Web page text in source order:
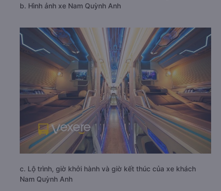
b. Hình ảnh xe Nam Quỳnh Anh
c. Lộ trình, giờ khởi hành và giờ kết thúc của xe khách
Nam Quỳnh Anh